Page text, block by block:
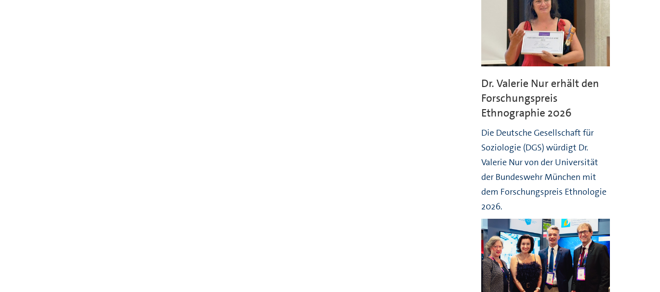
Dr. Valerie Nur erhält den
Forschungspreis
Ethnographie 2026
Die Deutsche Gesellschaft für
Soziologie (DGS) würdigt Dr.
Valerie Nur von der Universität
der Bundeswehr München mit
dem Forschungspreis Ethnologie
2026.